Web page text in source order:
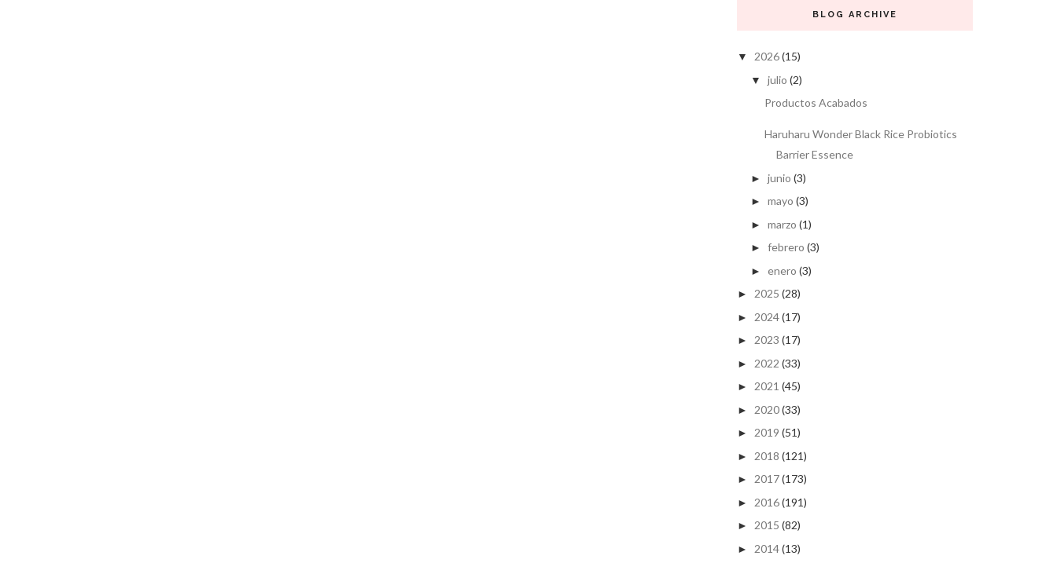
BLOG ARCHIVE
▼ 2026(15)
▼ julio (2)
Productos Acabados
Haruharu Wonder Black Rice Probiotics
Barrier Essence
► junio (3)
► mayo (3)
► marzo (1)
► febrero (3)
► enero (3)
► 2025 (28)
► 2024(17)
► 2023 (17)
► 2022 (33)
► 2021 (45)
► 2020(33)
► 2019 (51)
► 2018 (121)
► 2017(173)
► 2016(191)
► 2015 (82)
► 2014(13)